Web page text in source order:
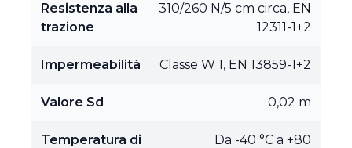
Resistenza alla
trazione
310/260 N/5 cm circa, EN
12311-1+2
Impermeabilità Classe W 1, EN 13859-1+2
Valore Sd 0,02 m
Temperatura di Da -40 °C a +80